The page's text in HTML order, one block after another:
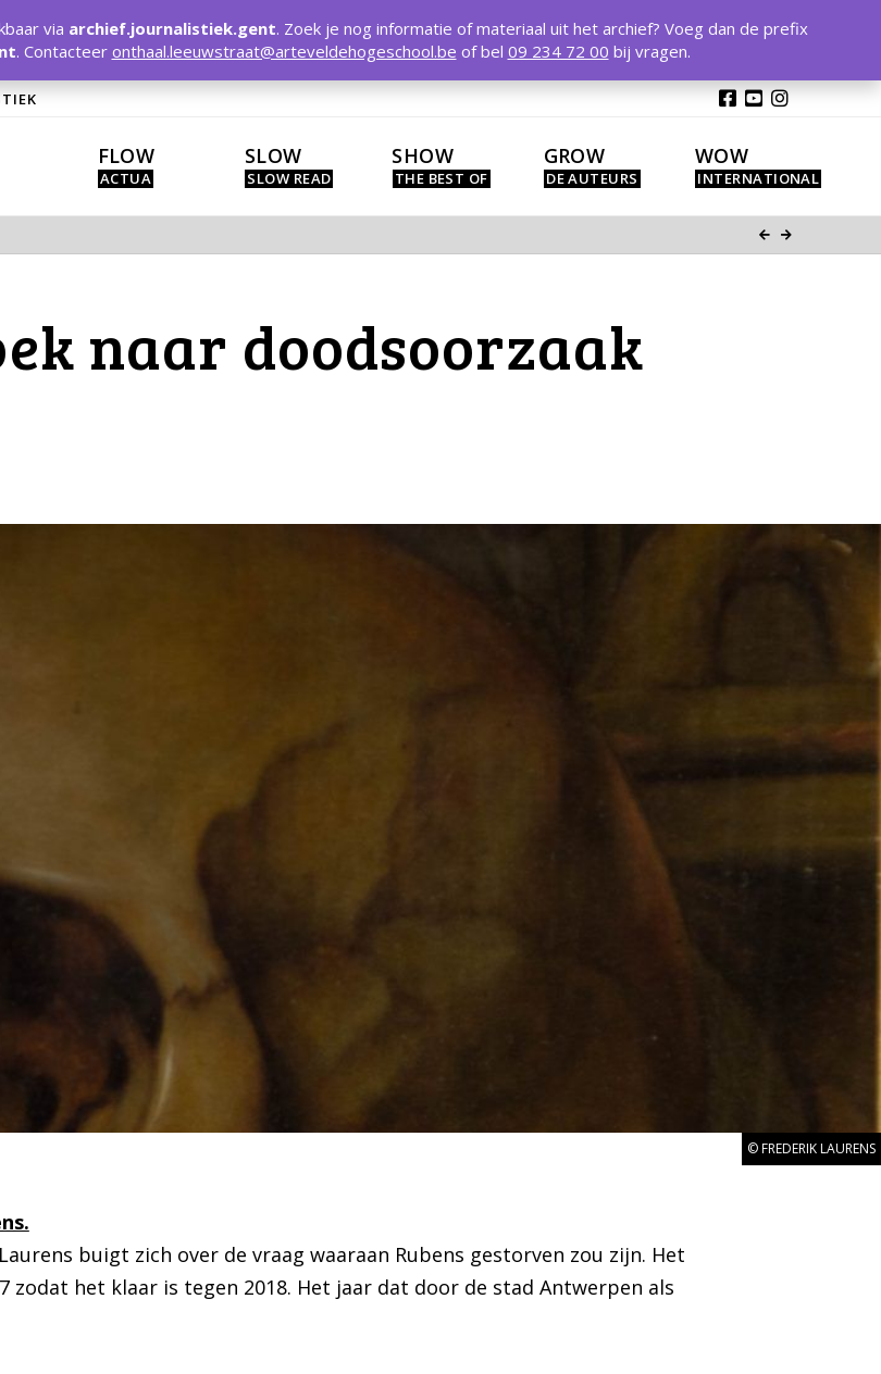
FLOW SLOW SHOW GROW WOW
naar doodsoorzaak
© FREDERIK LAURENS
buigt zich over de vraag waaraan Rubens gestorven zou zijn. Het
zodat het klaar is tegen 2018. Het jaar dat door de stad Antwerpen als
via archief.journalistiek.gent. Zoek je nog informatie of materiaal uit het archief? Voeg dan de prefix
. Contacteer onthaal.leeuwstraat@arteveldehogeschool.be of bel 09 234 72 00 bij vragen.